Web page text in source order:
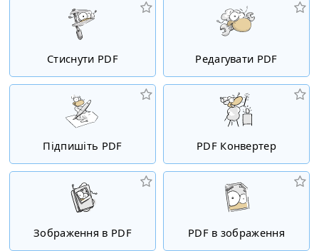
Стиснути PDF Редагувати PDF
Підпишіть PDF PDF Конвертер
Зображення в PDF PDF в зображення